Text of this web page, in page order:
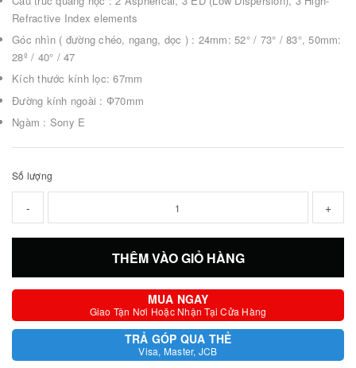
Refractive Index elements
Góc nhìn ( đường chéo, ngang, dọc ) : 24mm: 52° / 73° / 83°, 50mm:
28º / 40° / 47
Kích thước kính lọc: 67mm
Đường kính ngoài : Ф70mm
Ngàm : Sony E
Số lượng
- +
THÊM VÀO GIỎ HÀNG
MUA NGAY
Giao Tận Nơi Hoặc Nhận Tại Cửa Hàng
TRẢ GÓP QUA THẺ
Visa, Master, JCB